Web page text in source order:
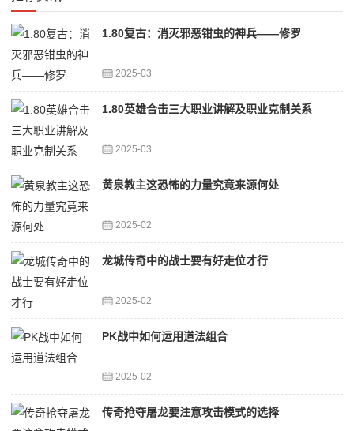
1.80复古：消灭邪恶钳虫的神兵——修罗
2025-03
1.80英雄合击三大职业讲解及职业克制关系
2025-03
黄泉教主这恐怖的力量究竟来源何处
2025-02
龙城传奇中的战士要有好走位才行
2025-02
PK战中如何运用道法组合
2025-02
传奇抢夺屠龙要注意攻击模式的选择